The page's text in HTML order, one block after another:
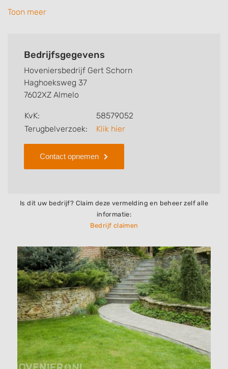
eenvoudig contact met het bedrijf opnemen door te
kunt u snel zien welke zaken Hoveniersbedrijf Gert
beoordeling of review achterlaten als u al ervaring
heeft met dit bedrijf.
Zoekt u een ander bedrijf? Bekijk dan andere
hoveniers en bedrijven inAlmelo
Toon meer
Bedrijfsgegevens
Hoveniersbedrijf Gert Schorn
Haghoeksweg 37
7602XZ Almelo
KvK:
58579052
Terugbelverzoek:
Klik hier
Contact opnemen
Is dit uw bedrijf? Claim deze vermelding en beheer zelf alle
informatie:
Bedrijf claimen